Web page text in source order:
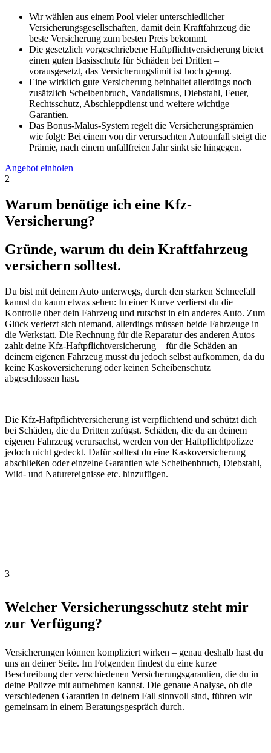
Wir wählen aus einem Pool vieler unterschiedlicher
Versicherungsgesellschaften, damit dein Kraftfahrzeug die
beste Versicherung zum besten Preis bekommt.
Die gesetzlich vorgeschriebene Haftpflichtversicherung bietet
einen guten Basisschutz für Schäden bei Dritten –
vorausgesetzt, das Versicherungslimit ist hoch genug.
Eine wirklich gute Versicherung beinhaltet allerdings noch
zusätzlich Scheibenbruch, Vandalismus, Diebstahl, Feuer,
Rechtsschutz, Abschleppdienst und weitere wichtige
Garantien.
Das Bonus-Malus-System regelt die Versicherungsprämien
wie folgt: Bei einem von dir verursachten Autounfall steigt die
Prämie, nach einem unfallfreien Jahr sinkt sie hingegen.
Angebot einholen
2
Warum benötige ich eine Kfz-
Versicherung?
Gründe, warum du dein Kraftfahrzeug
versichern solltest.
Du bist mit deinem Auto unterwegs, durch den starken Schneefall
kannst du kaum etwas sehen: In einer Kurve verlierst du die
Kontrolle über dein Fahrzeug und rutschst in ein anderes Auto. Zum
Glück verletzt sich niemand, allerdings müssen beide Fahrzeuge in
die Werkstatt. Die Rechnung für die Reparatur des anderen Autos
zahlt deine Kfz-Haftpflichtversicherung – für die Schäden an
deinem eigenen Fahrzeug musst du jedoch selbst aufkommen, da du
keine Kaskoversicherung oder keinen Scheibenschutz
abgeschlossen hast.
Die Kfz-Haftpflichtversicherung ist verpflichtend und schützt dich
bei Schäden, die du Dritten zufügst. Schäden, die du an deinem
eigenen Fahrzeug verursachst, werden von der Haftpflichtpolizze
jedoch nicht gedeckt. Dafür solltest du eine Kaskoversicherung
abschließen oder einzelne Garantien wie Scheibenbruch, Diebstahl,
Wild- und Naturereignisse etc. hinzufügen.
3
Welcher Versicherungsschutz steht mir
zur Verfügung?
Versicherungen können kompliziert wirken – genau deshalb hast du
uns an deiner Seite. Im Folgenden findest du eine kurze
Beschreibung der verschiedenen Versicherungsgarantien, die du in
deine Polizze mit aufnehmen kannst. Die genaue Analyse, ob die
verschiedenen Garantien in deinem Fall sinnvoll sind, führen wir
gemeinsam in einem Beratungsgespräch durch.